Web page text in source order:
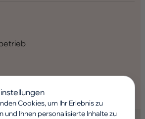
Cookies, um Ihr Erlebnis zu
und Ihnen personalisierte Inhalte zu